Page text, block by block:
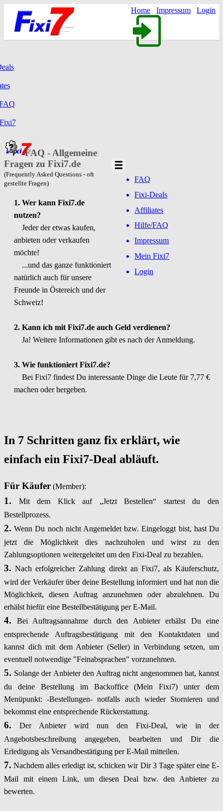
Home Impressum Login
FAQ
Fixi-Deals
Affiliates
Hilfe/FAQ
Impressum
Mein Fixi7
Login
FAQ - Allgemeine
Fragen zu Fixi7.de
(Frequently Asked Questions - oft
gestellte Fragen)
1. Wer kann Fixi7.de
nutzen?
Jeder der etwas kaufen,
anbieten oder verkaufen
möchte!
...und das ganze funktioniert
natürlich auch für unsere
Freunde in Östereich und der
Schweiz!
2. Kann ich mit Fixi7.de auch Geld verdienen?
Ja! Weitere Informationen gibt es nach der Anmeldung.
3. Wie funktioniert Fixi7.de?
Bei Fixi7 findest Du interessante Dinge die Leute für 7,77 €
machen oder hergeben.
In 7 Schritten ganz fix erklärt, wie
einfach ein Fixi7-Deal abläuft.
Für Käufer (Member):
1. Mit dem Klick auf „Jetzt Bestellen“ startest du den
Bestellprozess.
2. Wenn Du noch nicht Angemeldet bzw. Eingeloggt bist, hast Du
jetzt die Möglichkeit dies nachzuholen und wirst zu den
Zahlungsoptionen weitergeleitet um den Fixi-Deal zu bezahlen.
3. Nach erfolgreicher Zahlung direkt an Fixi7, als Käuferschutz,
wird der Verkäufer über deine Bestellung informiert und hat nun die
Möglichkeit, diesen Auftrag anzunehmen oder abzulehnen. Du
erhälst hiefür eine Bestellbestätigung per E-Mail.
4. Bei Auftragsannahme durch den Anbieter erhälst Du eine
entsprechende Auftragsbestätigung mit den Kontaktdaten und
kannst dich mit dem Anbieter (Seller) in Verbindung setzen, um
eventuell notwendige "Feinabsprachen" vorzunehmen.
5. Solange der Anbieter den Auftrag nicht angenommen hat, kannst
du deine Bestellung im Backoffice (Mein Fixi7) unter dem
Menüpunkt: -Bestellungen- notfalls auch wieder Stornieren und
bekommst eine entsprechende Rückerstattung.
6. Der Anbieter wird nun den Fixi-Deal, wie in der
Angebotsbeschreibung angegeben, bearbeiten und Dir die
Erledigung als Versandbestätigung per E-Mail mitteilen.
7. Nachdem alles erledigt ist, schicken wir Dir 3 Tage später eine E-
Mail mit einem Link, um diesen Deal bzw. den Anbieter zu
bewerten.